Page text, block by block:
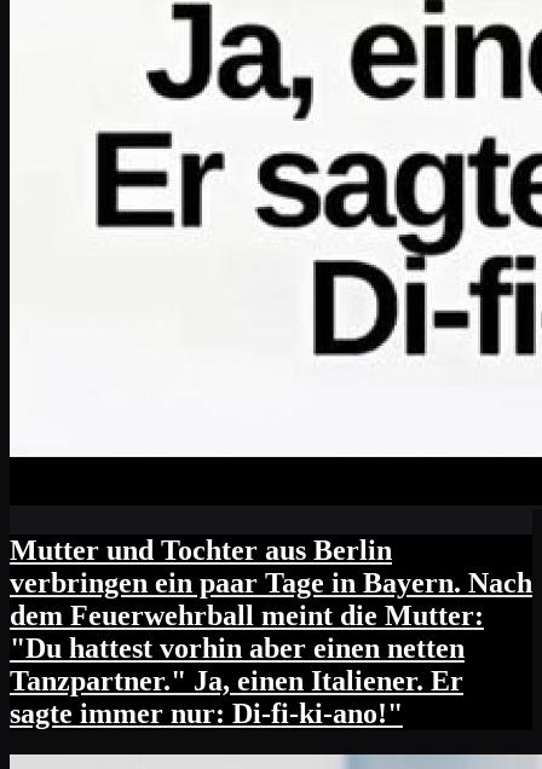
Mutter und Tochter aus Berlin
verbringen ein paar Tage in Bayern. Nach
dem Feuerwehrball meint die Mutter:
"Du hattest vorhin aber einen netten
Tanzpartner." Ja, einen Italiener. Er
sagte immer nur: Di-fi-ki-ano!"